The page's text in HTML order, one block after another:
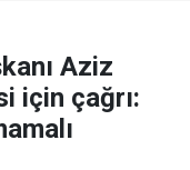
Aziz
için çağrı: